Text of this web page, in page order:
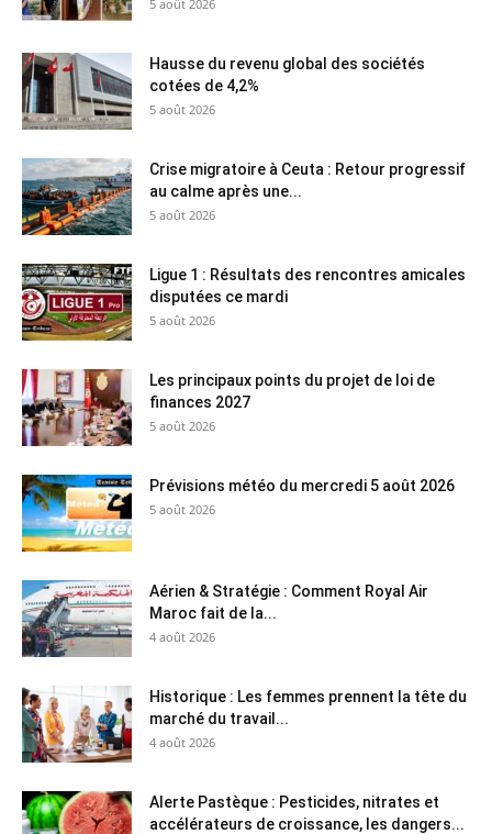
5 août 2026
Hausse du revenu global des sociétés
cotées de 4,2%
5 août 2026
Crise migratoire à Ceuta : Retour progressif
au calme après une...
5 août 2026
Ligue 1 : Résultats des rencontres amicales
disputées ce mardi
5 août 2026
Les principaux points du projet de loi de
finances 2027
5 août 2026
Prévisions météo du mercredi 5 août 2026
5 août 2026
Aérien & Stratégie : Comment Royal Air
Maroc fait de la...
4 août 2026
Historique : Les femmes prennent la tête du
marché du travail...
4 août 2026
Alerte Pastèque : Pesticides, nitrates et
accélérateurs de croissance, les dangers...